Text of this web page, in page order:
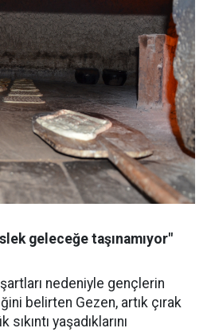
geleceğe taşınamıyor"
nedeniyle gençlerin
belirten Gezen, artık çırak
yaşadıklarını